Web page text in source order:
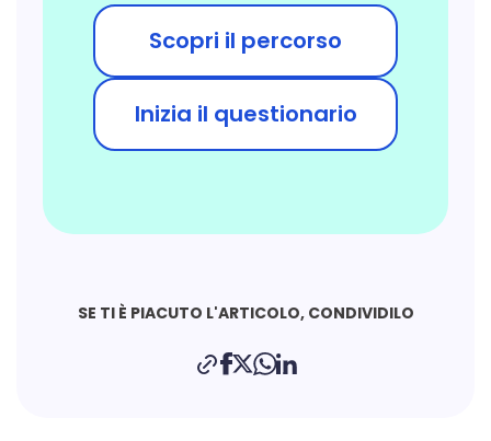
Scopri il percorso
Inizia il questionario
SE TI È PIACUTO L'ARTICOLO, CONDIVIDILO